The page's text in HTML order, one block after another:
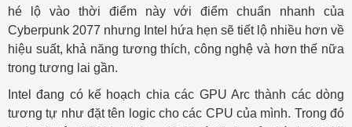
hé lộ vào thời điểm này với điểm chuẩn nhanh của
Cyberpunk 2077 nhưng Intel hứa hẹn sẽ tiết lộ nhiều hơn về
hiệu suất, khả năng tương thích, công nghệ và hơn thế nữa
trong tương lai gần.
Intel đang có kế hoạch chia các GPU Arc thành các dòng
tương tự như đặt tên logic cho các CPU của mình. Trong đó